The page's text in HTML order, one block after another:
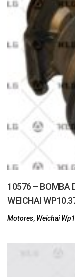
10576 – BOMBA
WEICHAI
Motores, Weichai